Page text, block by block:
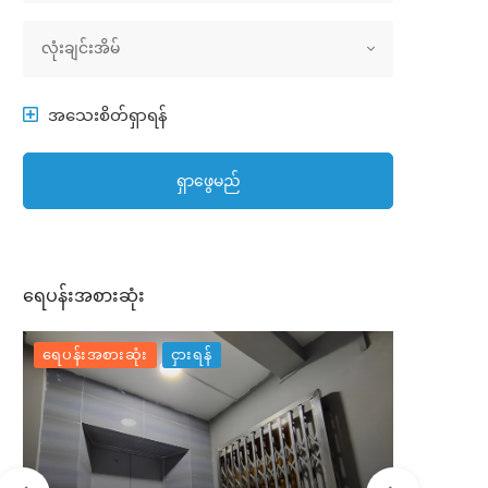
အိမ်အမျိုးအစား
လုံးချင်းအိမ်
အသေးစိတ်ရှာရန်
ရှာဖွေမည်
ရေပန်းအစားဆုံး
ရေပန်းအစားဆုံး ငှားရန်